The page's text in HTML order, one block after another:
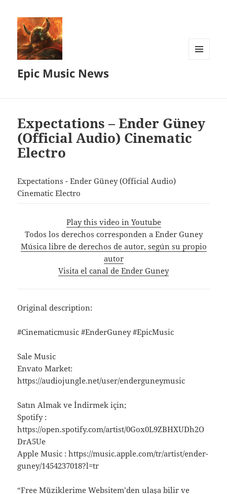
Epic Music News
Expectations – Ender Güney
(Official Audio) Cinematic
Electro
Expectations - Ender Güney (Official Audio)
Cinematic Electro
Play this video in Youtube
Todos los derechos corresponden a Ender Guney
Música libre de derechos de autor, según su propio
autor
Visita el canal de Ender Guney
Original description:
#Cinematicmusic #EnderGuney #EpicMusic
Sale Music
Envato Market:
https://audiojungle.net/user/enderguneymusic
Satın Almak ve İndirmek için;
Spotify :
https://open.spotify.com/artist/0Gox0L9ZBHXUDh2O
DrA5Ue
Apple Music : https://music.apple.com/tr/artist/ender-
guney/1454237018?l=tr
“Free Müziklerime Websitem’den ulaşa bilir ve